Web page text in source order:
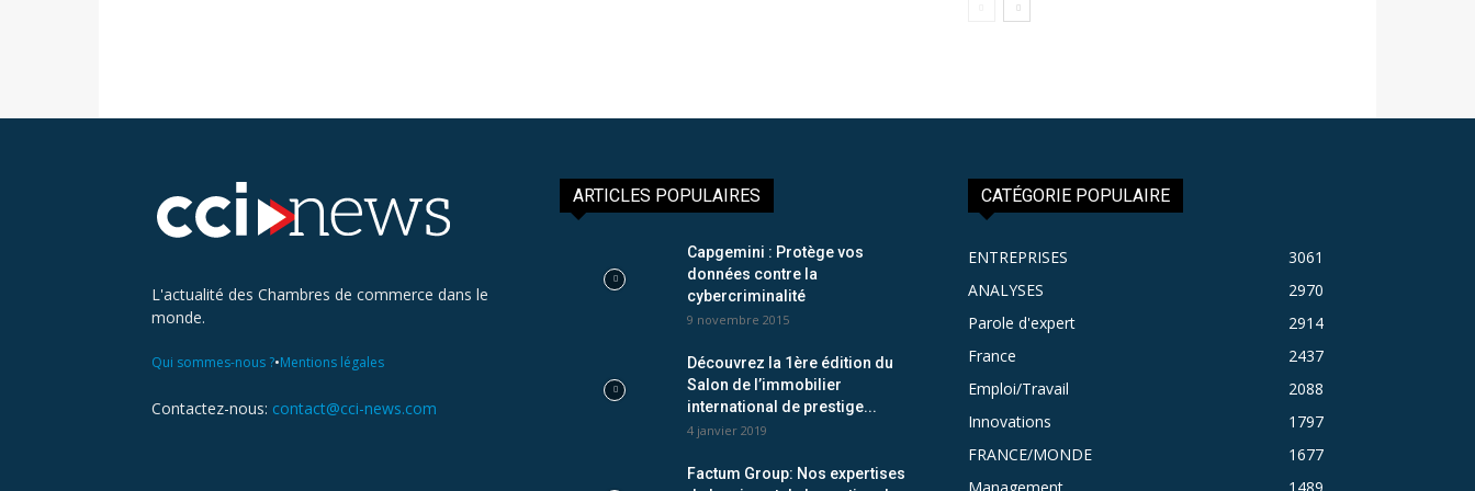
L'actualité des Chambres de commerce dans le
monde.
Qui sommes-nous ?•Mentions légales
Contactez-nous: contact@cci-news.com
ARTICLES POPULAIRES
Capgemini : Protège vos
données contre la
cybercriminalité
9 novembre 2015
Découvrez la 1ère édition du
Salon de l’immobilier
international de prestige...
4 janvier 2019
Factum Group: Nos expertises
CATÉGORIE POPULAIRE
ENTREPRISES
3061
ANALYSES
2970
Parole d'expert
2914
France
2437
Emploi/Travail
2088
Innovations
1797
FRANCE/MONDE
1677